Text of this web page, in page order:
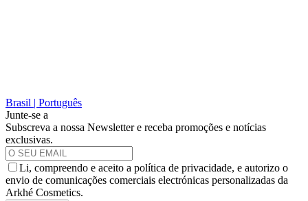
Brasil | Português
Junte-se a
Subscreva a nossa Newsletter e receba promoções e notícias
exclusivas.
Li, compreendo e aceito a política de privacidade, e autorizo o
envio de comunicações comerciais electrónicas personalizadas da
Arkhé Cosmetics.